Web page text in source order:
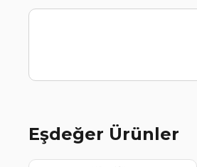
Eşdeğer Ürünler